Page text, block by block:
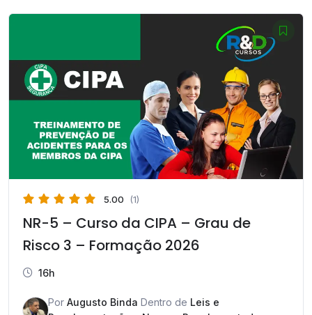
era:
é:
5.00 (1)
NR-5 – Curso da CIPA – Grau de
Risco 3 – Formação 2026
16h
Por Augusto Binda Dentro de Leis e